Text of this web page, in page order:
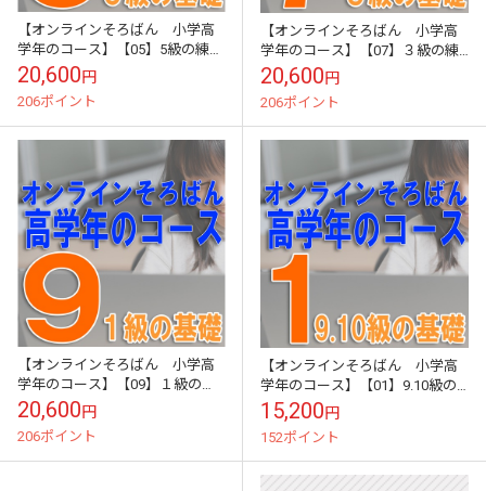
【オンラインそろばん 小学高
学年のコース】【05】5級の練習
（5級テスト）《中級クラス》買
い切り（ZOOM講習３回と添削
テスト１回...
20,600円
206ポイント
【オンラインそろばん 小学高
学年のコース】【07】３級の練
習（3級テスト）《上級クラス》
買い切り（ZOOM講習３回と添
削テスト１回...
20,600円
206ポイント
【オンラインそろばん 小学高
学年のコース】【09】１級の練
習（1級テスト）《上級クラス》
買い切り（ZOOM講習３回と添
削テスト１回...
20,600円
206ポイント
【オンラインそろばん 小学高
学年のコース】【01】9.10級の
基礎（10級テスト）《初級クラ
ス》買い切り（ZOOM講習３回
と添削テ...
15,200円
152ポイント